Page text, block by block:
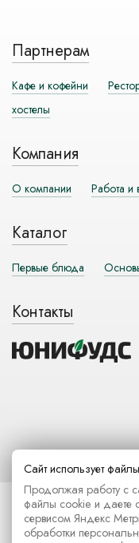
Партнерам
Кафе и кофейни
хостелы
Компания
О компании Работа и
Каталог
Первые блюда
Контакты
2026© ООО
Согласие на
Сайт использует
Продолжая работу с
файлы cookie и даете
сервисом Яндекс
обработки